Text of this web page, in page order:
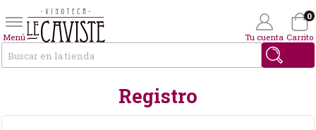
Menú Tu cuenta
Wishlist
Carrito
0
Registro